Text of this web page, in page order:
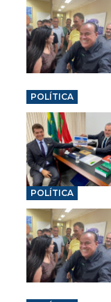
POLÍTICA
POLÍTICA